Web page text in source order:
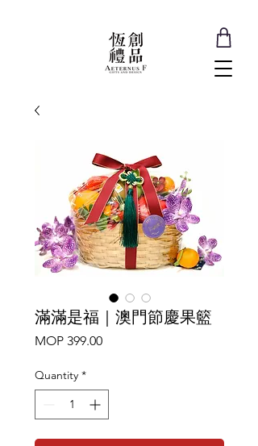
滿滿是福｜澳門節慶果籃
MOP 399.00Price
Quantity *